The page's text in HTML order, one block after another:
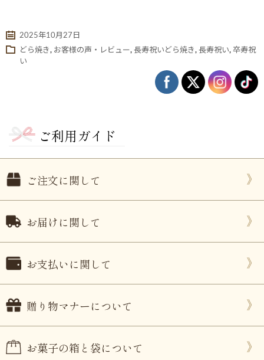
退職・異動の挨拶におすすめのお菓子ギ
2025年10月27日
どら焼き, お客様の声・レビュー, 長寿祝いどら焼き, 長寿祝い, 卒寿祝
い
ご利用ガイド
ご注文に関して
お届けに関して
お支払いに関して
贈り物マナーについて
お菓子の箱と袋について